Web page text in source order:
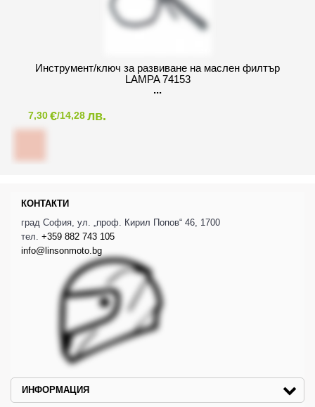
Инструмент/ключ за развиване на маслен филтър
LAMPA 74153
7,30€/14,28лв.
КОНТАКТИ
град София, ул. „проф. Кирил Попов“ 46, 1700
тел. +359 882 743 105
info@linsonmoto.bg
ИНФОРМАЦИЯ